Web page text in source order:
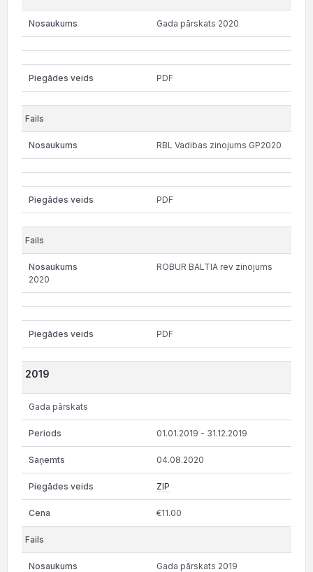
Gada pārskats 2020
PDF
RBL Vadibas zinojums GP2020
PDF
ROBUR BALTIA rev zinojums
2020
PDF
2019
Gada pārskats
01.01.2019 - 31.12.2019
04.08.2020
ZIP
€11.00
Gada pārskats 2019